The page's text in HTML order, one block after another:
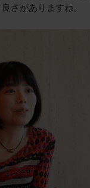
さがありますね。